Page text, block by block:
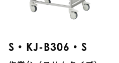
S・KJ-B306・S